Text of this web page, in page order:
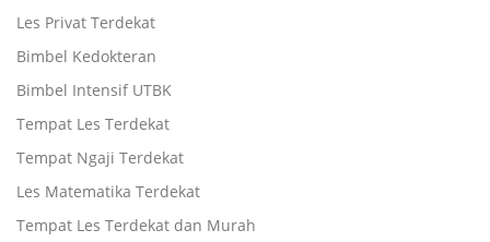
Les Privat Terdekat
Bimbel Kedokteran
Bimbel Intensif UTBK
Tempat Les Terdekat
Tempat Ngaji Terdekat
Les Matematika Terdekat
Tempat Les Terdekat dan Murah